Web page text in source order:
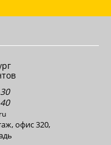
офис 320,